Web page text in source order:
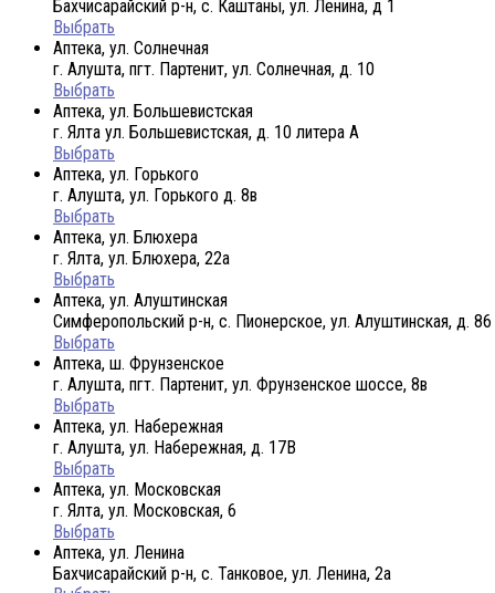
Бахчисарайский р-н, с. Каштаны, ул. Ленина, д 1
Выбрать
Аптека, ул. Солнечная
г. Алушта, пгт. Партенит, ул. Солнечная, д. 10
Выбрать
Аптека, ул. Большевистская
г. Ялта ул. Большевистская, д. 10 литера А
Выбрать
Аптека, ул. Горького
г. Алушта, ул. Горького д. 8в
Выбрать
Аптека, ул. Блюхера
г. Ялта, ул. Блюхера, 22а
Выбрать
Аптека, ул. Алуштинская
Симферопольский р-н, с. Пионерское, ул. Алуштинская, д. 86
Выбрать
Аптека, ш. Фрунзенское
г. Алушта, пгт. Партенит, ул. Фрунзенское шоссе, 8в
Выбрать
Аптека, ул. Набережная
г. Алушта, ул. Набережная, д. 17В
Выбрать
Аптека, ул. Московская
г. Ялта, ул. Московская, 6
Выбрать
Аптека, ул. Ленина
Бахчисарайский р-н, с. Танковое, ул. Ленина, 2а